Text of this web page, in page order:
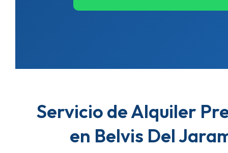
Servicio de Alquiler
en Belvis Del